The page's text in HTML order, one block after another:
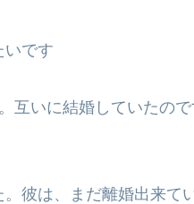
いです
互いに結婚していたの
彼は、まだ離婚出来て